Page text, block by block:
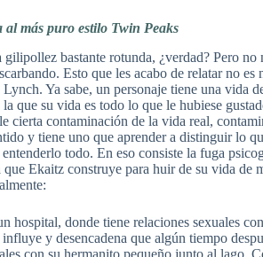
más puro estilo Twin Peaks
bastante rotunda, ¿verdad? Pero no
Esto que les acabo de relatar no es
Ya sabe, un personaje tiene una vida
que su vida es todo lo que le hubiese
cierta contaminación de la vida real,
y tiene uno que aprender a distinguir lo
todo. En eso consiste la fuga
Ekaitz construye para huir de su vida de
hospital, donde tiene relaciones sexuales
y desencadena que algún tiempo
con su hermanito pequeño junto al lago.